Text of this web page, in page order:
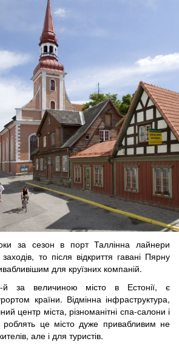
за сезон в порт Таллінна лайнери
то після відкриття гавані Пярну
для круїзних компаній.
й за величиною місто в Естонії, є
країни. Відмінна інфраструктура,
центр міста, різноманітні спа-салони і
роблять це місто дуже привабливим не
але і для туристів.